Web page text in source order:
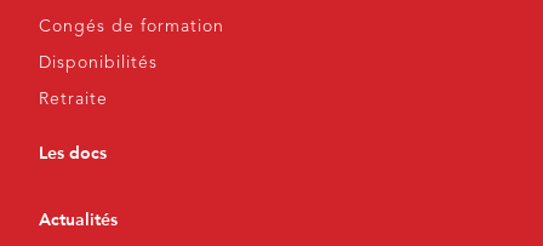
Congés de formation
Disponibilités
Retraite
Les docs
Actualités